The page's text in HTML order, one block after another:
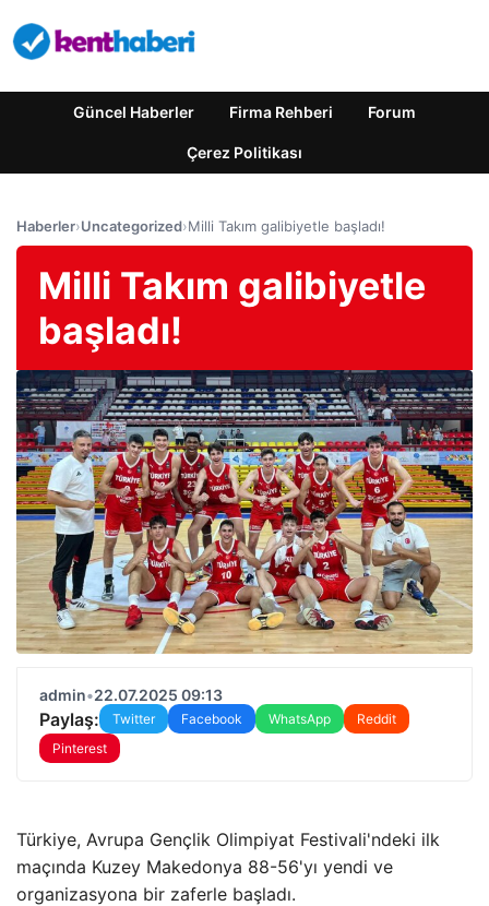
Güncel Haberler Firma Rehberi Forum
Çerez Politikası
Haberler›Uncategorized›Milli Takım galibiyetle başladı!
Milli Takım galibiyetle
başladı!
admin•22.07.2025 09:13
Paylaş: Twitter Facebook WhatsApp
Reddit
Pinterest
Türkiye, Avrupa Gençlik Olimpiyat Festivali'ndeki ilk
maçında Kuzey Makedonya 88-56'yı yendi ve
organizasyona bir zaferle başladı.